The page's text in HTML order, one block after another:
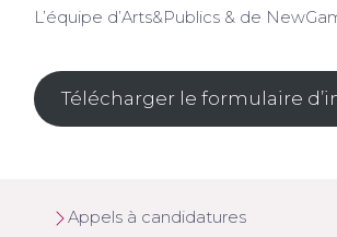
L’équipe d’Arts&Publics & de
Télécharger le formulaire
Appels à candidatures